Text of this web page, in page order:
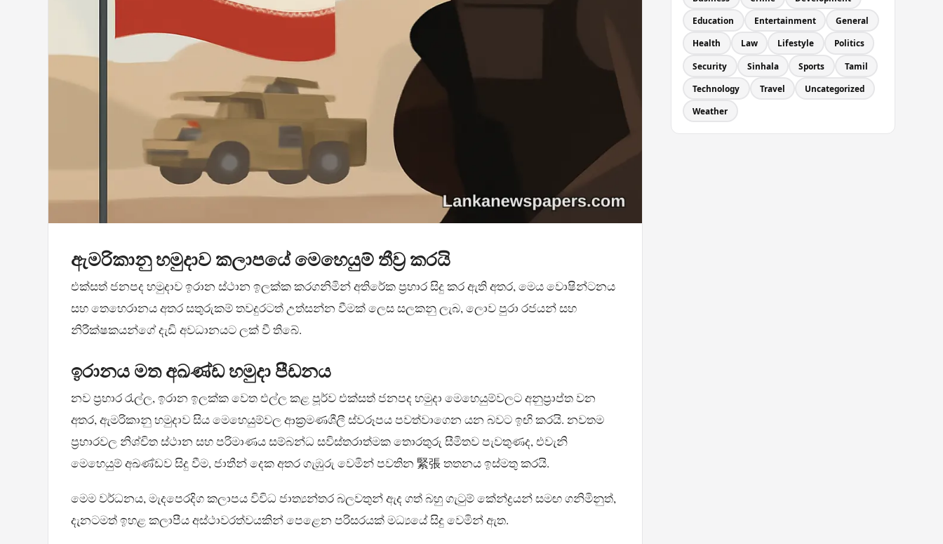
ඇමරිකානු හමුදාව කලාපයේ මෙහෙයුම් තීව්‍ර කරයි
එක්සත් ජනපද හමුදාව ඉරාන ස්ථාන ඉලක්ක කරගනිමින් අතිරේක ප්‍රහාර සිදු කර ඇති අතර, මෙය වොෂින්ටනය
සහ තෙහෙරානය අතර සතුරුකම් තවදුරටත් උත්සන්න වීමක් ලෙස සලකනු ලැබ, ලොව පුරා රජයන් සහ
නිරීක්ෂකයන්ගේ දැඩි අවධානයට ලක් වී තිබේ.
ඉරානය මත අඛණ්ඩ හමුදා පීඩනය
නව ප්‍රහාර රැල්ල, ඉරාන ඉලක්ක වෙත එල්ල කළ පූර්ව එක්සත් ජනපද හමුදා මෙහෙයුම්වලට අනුප්‍රාප්ත වන
අතර, ඇමරිකානු හමුදාව සිය මෙහෙයුම්වල ආක්‍රමණශීලී ස්වරූපය පවත්වාගෙන යන බවට ඉඟි කරයි. නවතම
ප්‍රහාරවල නිශ්චිත ස්ථාන සහ පරිමාණය සම්බන්ධ සවිස්තරාත්මක තොරතුරු සීමිතව පැවතුණද, එවැනි
මෙහෙයුම් අඛණ්ඩව සිදු වීම, ජාතීන් දෙක අතර ගැඹුරු වෙමින් පවතින 緊張 තතනය ඉස්මතු කරයි.
මෙම වර්ධනය, මැදපෙරදිග කලාපය විවිධ ජාත්‍යන්තර බලවතුන් ඇද ගත් බහු ගැටුම් කේන්ද්‍රයන් සමඟ ගනිමිනුත්,
දැනටමත් ඉහළ කලාපීය අස්ථාවරත්වයකින් පෙළෙන පරිසරයක් මධ්‍යයේ සිදු වෙමින් ඇත.
Education Entertainment General
Health Law Lifestyle Politics
Security Sinhala Sports Tamil
Technology Travel Uncategorized
Weather